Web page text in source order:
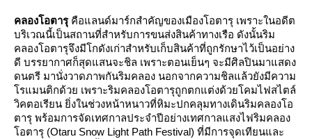
คลองโอตารุคือแลนด์มาร์กสำคัญของเมืองโอตารุ เพราะในอดีต
บริเวณนี้เป็นสถานที่สำหรับการขนส่งสินค้าทางเรือ ดังนั้นริม
คลองโอตารุจึงมีโกดังเก่าสำหรับเก็บสินค้าที่ถูกรักษาไว้เป็นอย่าง
ดี บรรยากาศก็สุดแสนจะชิล เพราะตอนเย็นๆ จะมีศิลปินมาแสดง
ดนตรี มานั่งวาดภาพกันริมคลอง นอกจากความชิลแล้วยังมีความ
รแมนติกด้วย เพราะริมคลองโอตารุถูกตกแต่งด้วยโคมไฟสไตล์
วิคตอเรียน ยิ่งในช่วงหน้าหนาวที่หิมะปกคลุมทางเดินริมคลองโอ
ตารุ พร้อมการจัดเทศกาลประจำปีอย่างเทศกาลแสงไฟริมคลอง
อตารุ (Otaru Snow Light Path Festival) ที่มีการจุดเทียนและ